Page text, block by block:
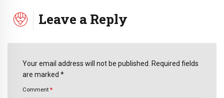
Leave a Reply
Your email address will not be published. Required fields
are marked *
Comment *